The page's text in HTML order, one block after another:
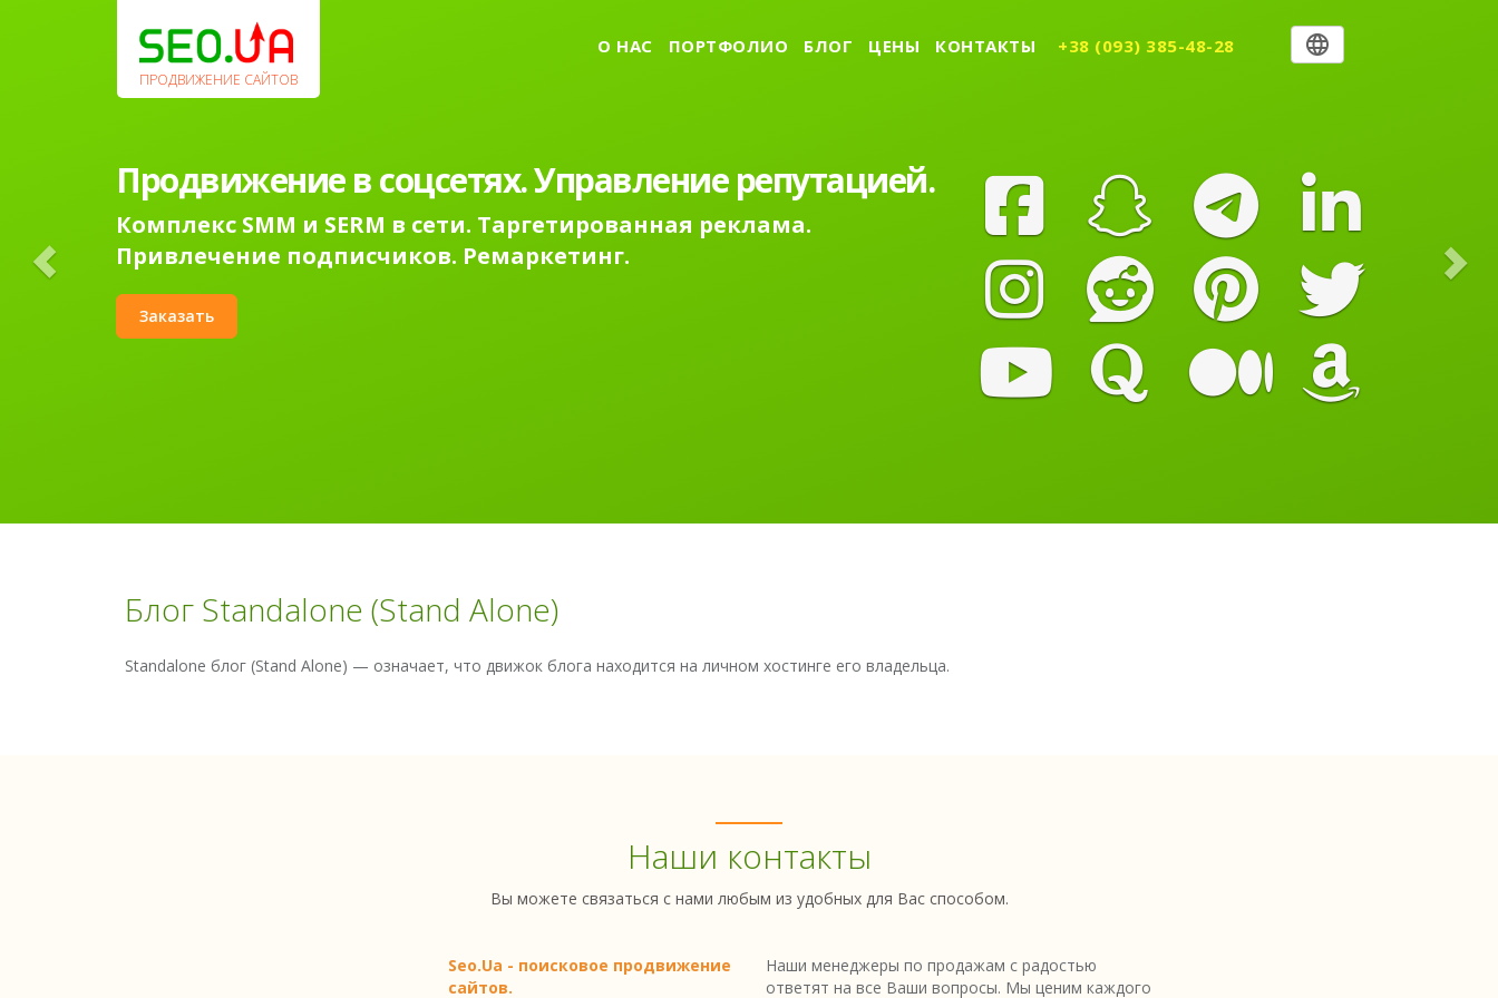
ПРОДВИЖЕНИЕ САЙТОВ
О НАС ПОРТФОЛИО БЛОГ ЦЕНЫ КОНТАКТЫ +38 (093) 385-48-28
Продвижение в соцсетях. Управление репутацией.
Комплекс SMM и SERM в сети. Таргетированная реклама.
Привлечение подписчиков. Ремаркетинг.
Заказать
Блог Standalone (Stand Alone)
Standalone блог (Stand Alone) — означает, что движок блога находится на личном хостинге его владельца.
Наши контакты
Вы можете связаться с нами любым из удобных для Вас способом.
Seo.Ua - поисковое продвижение
сайтов.
Наши менеджеры по продажам с радостью
ответят на все Ваши вопросы. Мы ценим каждого